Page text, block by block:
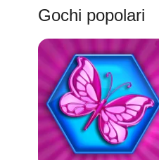
Gochi popolari